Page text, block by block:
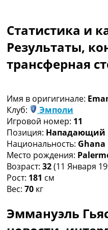
Чемпионат
Украина.
Украина.
Лига
Другие
Таблицы
Таблицы групп
Украина.
Украина.
Лига
Англия.
Испания. Ла
Рейтинг стран
Рейтинг
Статистика и
Результаты,
трансферная
Имя в оригигинале:
Клуб:
Эмполи
Игровой номер: 11
Позиция: Нападающий
Национальность: Ghana
Место рождения:
Возраст: 32(11 Января
Рост: 181 см
Вес: 70 кг
Эммануэль